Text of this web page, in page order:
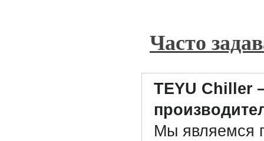
Часто
TEYU Chiller
Мы являемся